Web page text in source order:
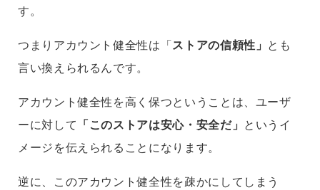
す。
つまりアカウント健全性は「ストアの信頼性」 とも
言い換えられるんです。
アカウント健全性を高く保つということは、ユーザ
ーに対して 「このストアは安心・安全だ」 というイ
メージを伝えられることになります。
逆に、このアカウント健全性を疎かにしてしまう